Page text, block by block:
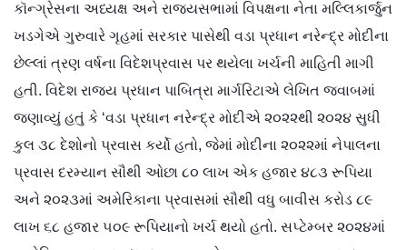
કૉન્ગ્રેસના અધ્યક્ષ અને રાજ્યસભામાં વિપક્ષના નેતા મલ્લિકાર્જુન
ખડગેએ ગુરુવારે ગૃહમાં સરકાર પાસેથી વડા પ્રધાન નરેન્દ્ર મોદીના
છેલ્લાં ત્રણ વર્ષના વિદેશપ્રવાસ પર થયેલા ખર્ચની માહિતી માગી
હતી. વિદેશ રાજ્ય પ્રધાન પાબિત્રા માર્ગરિટાએ લેખિત જવાબમાં
જણાવ્યું હતું કે ‘વડા પ્રધાન નરેન્દ્ર મોદીએ ૨૦૨૨થી ૨૦૨૪ સુધી
કુલ ૩૮ દેશોનો પ્રવાસ કર્યો હતો, જેમાં મોદીના ૨૦૨૨માં નેપાલના
પ્રવાસ દરમ્યાન સૌથી ઓછા ૮૦ લાખ એક હજાર ૪૮૩ રૂપિયા
અને ૨૦૨૩માં અમેરિકાના પ્રવાસમાં સૌથી વધુ બાવીસ કરોડ ૮૯
લાખ ૬૮ હજાર ૫૦૯ રૂપિયાનો ખર્ચ થયો હતો. સપ્ટેમ્બર ૨૦૨૪માં